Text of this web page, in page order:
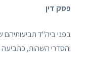
פסק דין
בפני ביה"ד
והסדרי השהות, כתביעה